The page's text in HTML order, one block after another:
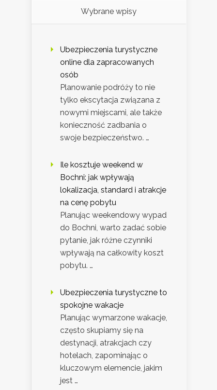
Wybrane wpisy
Ubezpieczenia turystyczne
online dla zapracowanych
osób
Planowanie podróży to nie
tylko ekscytacja związana z
nowymi miejscami, ale także
konieczność zadbania o
swoje bezpieczeństwo. …
Ile kosztuje weekend w
Bochni: jak wpływają
lokalizacja, standard i atrakcje
na cenę pobytu
Planując weekendowy wypad
do Bochni, warto zadać sobie
pytanie, jak różne czynniki
wpływają na całkowity koszt
pobytu. …
Ubezpieczenia turystyczne to
spokojne wakacje
Planując wymarzone wakacje,
często skupiamy się na
destynacji, atrakcjach czy
hotelach, zapominając o
kluczowym elemencie, jakim
jest …